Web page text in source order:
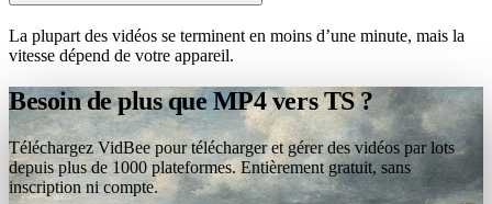
La plupart des vidéos se terminent en moins d’une minute, mais la
vitesse dépend de votre appareil.
Besoin de plus que MP4 vers TS ?
Téléchargez VidBee pour télécharger et gérer des vidéos par lots
depuis plus de 1000 plateformes. Entièrement gratuit, sans
inscription ni compte.